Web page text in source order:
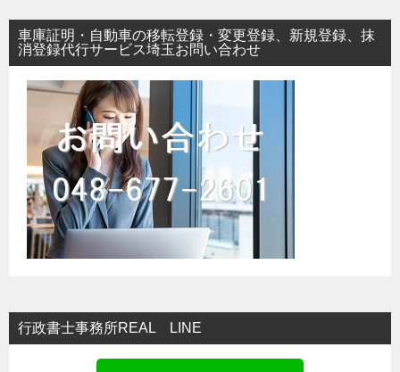
ビ
ゲ
車庫証明・自動車の移転登録・変更登録、新規登録、抹
消登録代行サービス埼玉お問い合わせ
行政書士事務所REAL LINE